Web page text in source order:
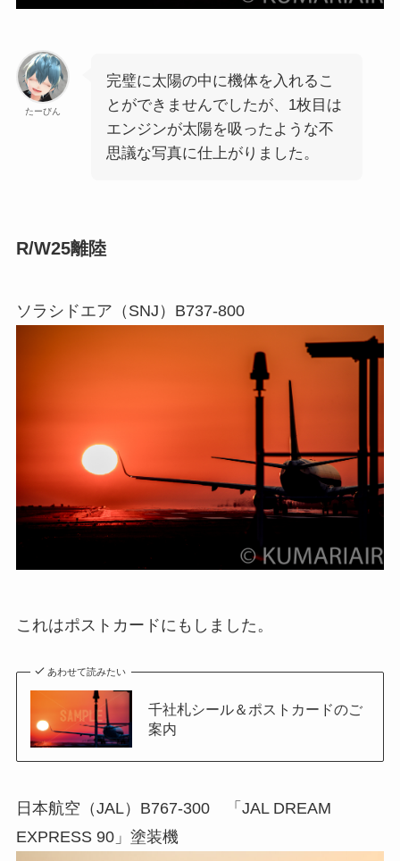
たーびん
完璧に太陽の中に機体を入れるこ
とができませんでしたが、1枚目は
エンジンが太陽を吸ったような不
思議な写真に仕上がりました。
R/W25離陸
ソラシドエア（SNJ）B737-800
これはポストカードにもしました。
あわせて読みたい
千社札シール＆ポストカードのご
案内
日本航空（JAL）B767-300 「JAL DREAM
EXPRESS 90」塗装機